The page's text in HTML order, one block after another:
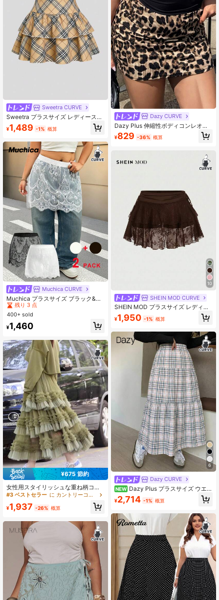
Sweetra CURVE
Sweetra プラスサイズ レディースフ
ァッション チェック柄 マルチレイヤ
ー ケーキスカート
¥1,489 -1% 概算
Muchica CURVE
Muchica プラスサイズ ブラック&ホ
ワイトレース 2ピーススカートセッ
ト、春夏
#2 ベストセラー
ゆるい プラスサイズのスカート
残り 3 点
#2 ベストセラー
残り 3 点
#2 ベストセラー
残り 3 点
#2 ベストセラー
残り 3 点
400+ sold
¥1,460
¥675 節約
女性用スタイリッシュな重ね柄コン
トラストカラースカート、可愛いフ
ト、春夏の新作
#3 ベストセラー に カントリーコンサート プラスサイズのボトムス
¥1,937 -26% 概算
Dazy CURVE
Dazy Plus 伸縮性ボディコンレオパ
ード柄ミニスカート プラスサイズ レ
ディース 春夏 ブロガー カジュアル
¥829 -36% 概算
10
SHEIN MOD CURVE
SHEIN MOD プラスサイズ レディー
ス ブラックレース ドローストリング
ウエスト ミニスカート、新年、レイ
Y2K服、セクシースカート、ウエス
タンウェア レディース、レディース
サマーアウトフィット、カントリー
アウトフィット、バレンタインデ
ー、クルーズアウトフィット レディ
ース セクシー
¥1,950 -1% 概算
6
Dazy CURVE
NEW Dazy Plus プラスサイズ ウエス
トゴム パッチワーク ルーズ Aライン
スカート ホワイト 春夏
¥2,714 -1% 概算